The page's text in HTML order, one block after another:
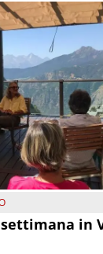
in